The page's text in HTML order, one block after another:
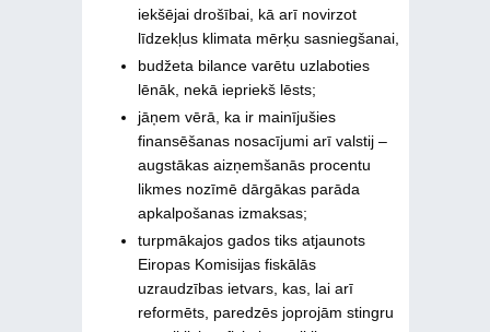
iekšējai drošībai, kā arī novirzot
līdzekļus klimata mērķu sasniegšanai,
budžeta bilance varētu uzlaboties
lēnāk, nekā iepriekš lēsts;
jāņem vērā, ka ir mainījušies
finansēšanas nosacījumi arī valstij –
augstākas aizņemšanās procentu
likmes nozīmē dārgākas parāda
apkalpošanas izmaksas;
turpmākajos gados tiks atjaunots
Eiropas Komisijas fiskālās
uzraudzības ietvars, kas, lai arī
reformēts, paredzēs joprojām stingru